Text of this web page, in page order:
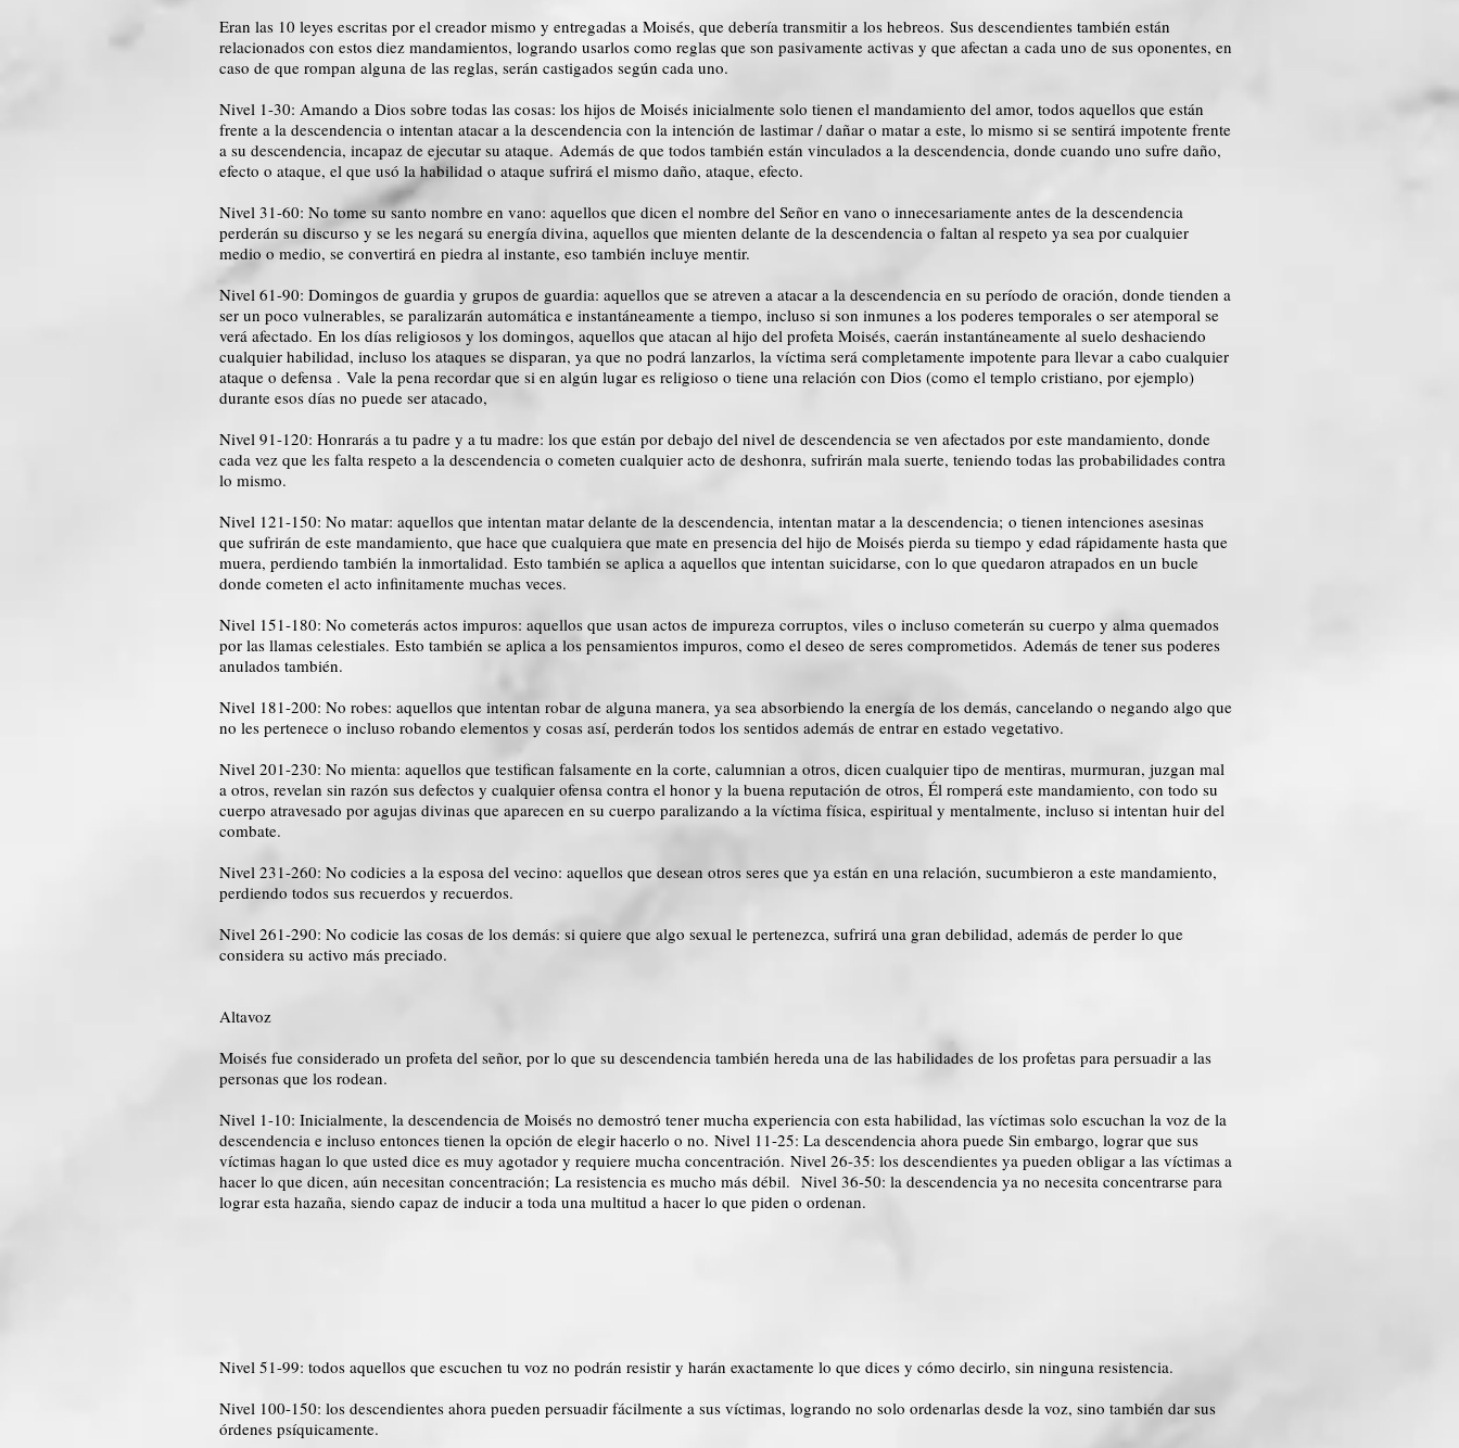
Eran las 10 leyes escritas por el creador mismo y entregadas a Moisés, que debería transmitir a los hebreos. Sus descendientes también están
relacionados con estos diez mandamientos, logrando usarlos como reglas que son pasivamente activas y que afectan a cada uno de sus oponentes, en
caso de que rompan alguna de las reglas, serán castigados según cada uno.
Nivel 1-30: Amando a Dios sobre todas las cosas: los hijos de Moisés inicialmente solo tienen el mandamiento del amor, todos aquellos que están
frente a la descendencia o intentan atacar a la descendencia con la intención de lastimar / dañar o matar a este, lo mismo si se sentirá impotente frente
a su descendencia, incapaz de ejecutar su ataque. Además de que todos también están vinculados a la descendencia, donde cuando uno sufre daño,
efecto o ataque, el que usó la habilidad o ataque sufrirá el mismo daño, ataque, efecto.
Nivel 31-60: No tome su santo nombre en vano: aquellos que dicen el nombre del Señor en vano o innecesariamente antes de la descendencia
perderán su discurso y se les negará su energía divina, aquellos que mienten delante de la descendencia o faltan al respeto ya sea por cualquier
medio o medio, se convertirá en piedra al instante, eso también incluye mentir.
Nivel 61-90: Domingos de guardia y grupos de guardia: aquellos que se atreven a atacar a la descendencia en su período de oración, donde tienden a
ser un poco vulnerables, se paralizarán automática e instantáneamente a tiempo, incluso si son inmunes a los poderes temporales o ser atemporal se
verá afectado. En los días religiosos y los domingos, aquellos que atacan al hijo del profeta Moisés, caerán instantáneamente al suelo deshaciendo
cualquier habilidad, incluso los ataques se disparan, ya que no podrá lanzarlos, la víctima será completamente impotente para llevar a cabo cualquier
ataque o defensa . Vale la pena recordar que si en algún lugar es religioso o tiene una relación con Dios (como el templo cristiano, por ejemplo)
durante esos días no puede ser atacado,
Nivel 91-120: Honrarás a tu padre y a tu madre: los que están por debajo del nivel de descendencia se ven afectados por este mandamiento, donde
cada vez que les falta respeto a la descendencia o cometen cualquier acto de deshonra, sufrirán mala suerte, teniendo todas las probabilidades contra
lo mismo.
Nivel 121-150: No matar: aquellos que intentan matar delante de la descendencia, intentan matar a la descendencia; o tienen intenciones asesinas
que sufrirán de este mandamiento, que hace que cualquiera que mate en presencia del hijo de Moisés pierda su tiempo y edad rápidamente hasta que
muera, perdiendo también la inmortalidad. Esto también se aplica a aquellos que intentan suicidarse, con lo que quedaron atrapados en un bucle
donde cometen el acto infinitamente muchas veces.
Nivel 151-180: No cometerás actos impuros: aquellos que usan actos de impureza corruptos, viles o incluso cometerán su cuerpo y alma quemados
por las llamas celestiales. Esto también se aplica a los pensamientos impuros, como el deseo de seres comprometidos. Además de tener sus poderes
anulados también.
Nivel 181-200: No robes: aquellos que intentan robar de alguna manera, ya sea absorbiendo la energía de los demás, cancelando o negando algo que
no les pertenece o incluso robando elementos y cosas así, perderán todos los sentidos además de entrar en estado vegetativo.
Nivel 201-230: No mienta: aquellos que testifican falsamente en la corte, calumnian a otros, dicen cualquier tipo de mentiras, murmuran, juzgan mal
a otros, revelan sin razón sus defectos y cualquier ofensa contra el honor y la buena reputación de otros, Él romperá este mandamiento, con todo su
cuerpo atravesado por agujas divinas que aparecen en su cuerpo paralizando a la víctima física, espiritual y mentalmente, incluso si intentan huir del
combate.
Nivel 231-260: No codicies a la esposa del vecino: aquellos que desean otros seres que ya están en una relación, sucumbieron a este mandamiento,
perdiendo todos sus recuerdos y recuerdos.
Nivel 261-290: No codicie las cosas de los demás: si quiere que algo sexual le pertenezca, sufrirá una gran debilidad, además de perder lo que
considera su activo más preciado.
Altavoz
Moisés fue considerado un profeta del señor, por lo que su descendencia también hereda una de las habilidades de los profetas para persuadir a las
personas que los rodean.
Nivel 1-10: Inicialmente, la descendencia de Moisés no demostró tener mucha experiencia con esta habilidad, las víctimas solo escuchan la voz de la
descendencia e incluso entonces tienen la opción de elegir hacerlo o no. Nivel 11-25: La descendencia ahora puede Sin embargo, lograr que sus
víctimas hagan lo que usted dice es muy agotador y requiere mucha concentración. Nivel 26-35: los descendientes ya pueden obligar a las víctimas a
hacer lo que dicen, aún necesitan concentración; La resistencia es mucho más débil. Nivel 36-50: la descendencia ya no necesita concentrarse para
lograr esta hazaña, siendo capaz de inducir a toda una multitud a hacer lo que piden o ordenan.
Nivel 51-99: todos aquellos que escuchen tu voz no podrán resistir y harán exactamente lo que dices y cómo decirlo, sin ninguna resistencia.
Nivel 100-150: los descendientes ahora pueden persuadir fácilmente a sus víctimas, logrando no solo ordenarlas desde la voz, sino también dar sus
órdenes psíquicamente.